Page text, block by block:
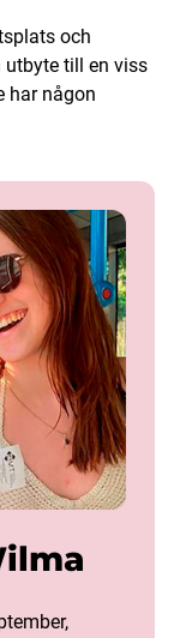
och
till en viss
har någon